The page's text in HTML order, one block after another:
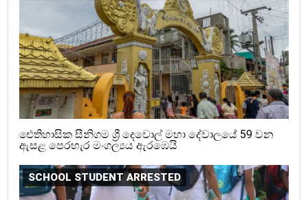
ඓතිහාසික සීනිගම ශ්‍රී දෙවොල් මහා දේවාලයේ 59 වන
ඇසළ පෙරහැර මංගල්‍යය ඇරඹෙයි
SCHOOL STUDENT ARRESTED